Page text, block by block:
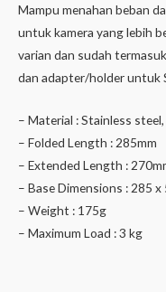
Mampu menahan beban
untuk kamera yang lebih
varian dan sudah
dan adapter/holder untuk
– Material : Stainless
– Folded Length : 285mm
– Extended Length :
– Base Dimensions : 285 x
– Weight : 175g
– Maximum Load : 3 kg